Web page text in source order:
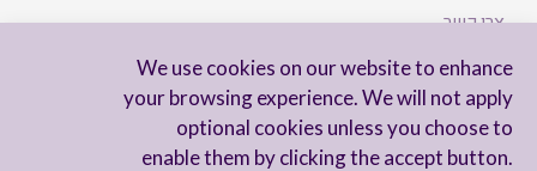
We use cookies on our website to enhance
your browsing experience. We will not apply
optional cookies unless you choose to
enable them by clicking the accept button.
צרו קשר
הישארו מעודכנים